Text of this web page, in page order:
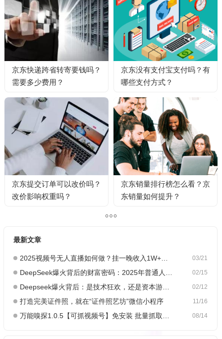
京东快递跨省转寄要钱吗？
需要多少费用？
京东没有支付宝支付吗？有
哪些支付方式？
京东提交订单可以改价吗？
改价影响权重吗？
京东销量排行榜怎么看？京
东销量如何提升？
最新文章
03/21
2025视频号无人直播如何做？挂一晚收入1W+，这份教程，小白可做~
02/15
DeepSeek爆火背后的财富密码：2025年普通人如何抓住AI创业风口？
02/12
Deepseek爆火背后：是技术狂欢，还是资本游戏？
11/16
打造完美证件照，就在“证件照艺坊”微信小程序
08/14
万能嗅探1.0.5【可抓视频号】免安装 批量抓取媒体文件